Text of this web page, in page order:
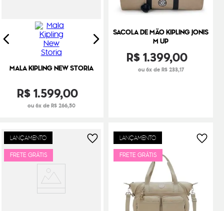
MALA KIPLING NEW STORIA
R$1.599,00
ou 6x de R$ 266,50
SACOLA DE MÃO KIPLING JONIS
M UP
R$1.399,00
ou 6x de R$ 233,17
LANÇAMENTO
FRETE GRÁTIS
LANÇAMENTO
FRETE GRÁTIS